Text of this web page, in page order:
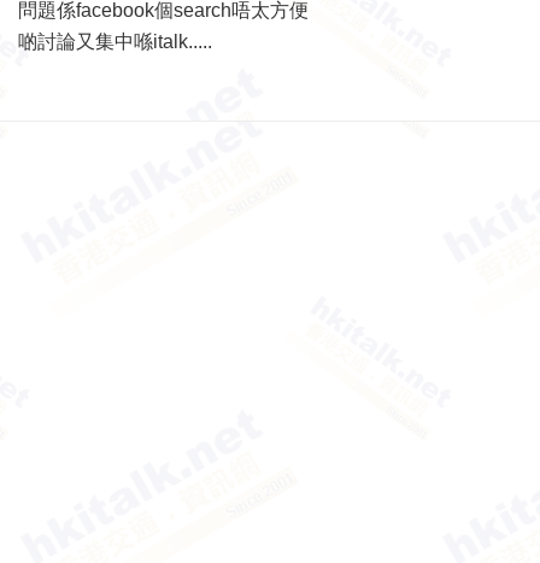
問題係facebook個search唔太方便
啲討論又集中喺italk.....